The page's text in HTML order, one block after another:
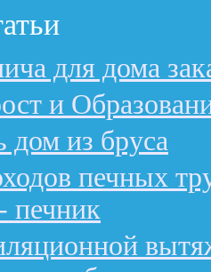
для дома
и
дом из бруса
печных
печник